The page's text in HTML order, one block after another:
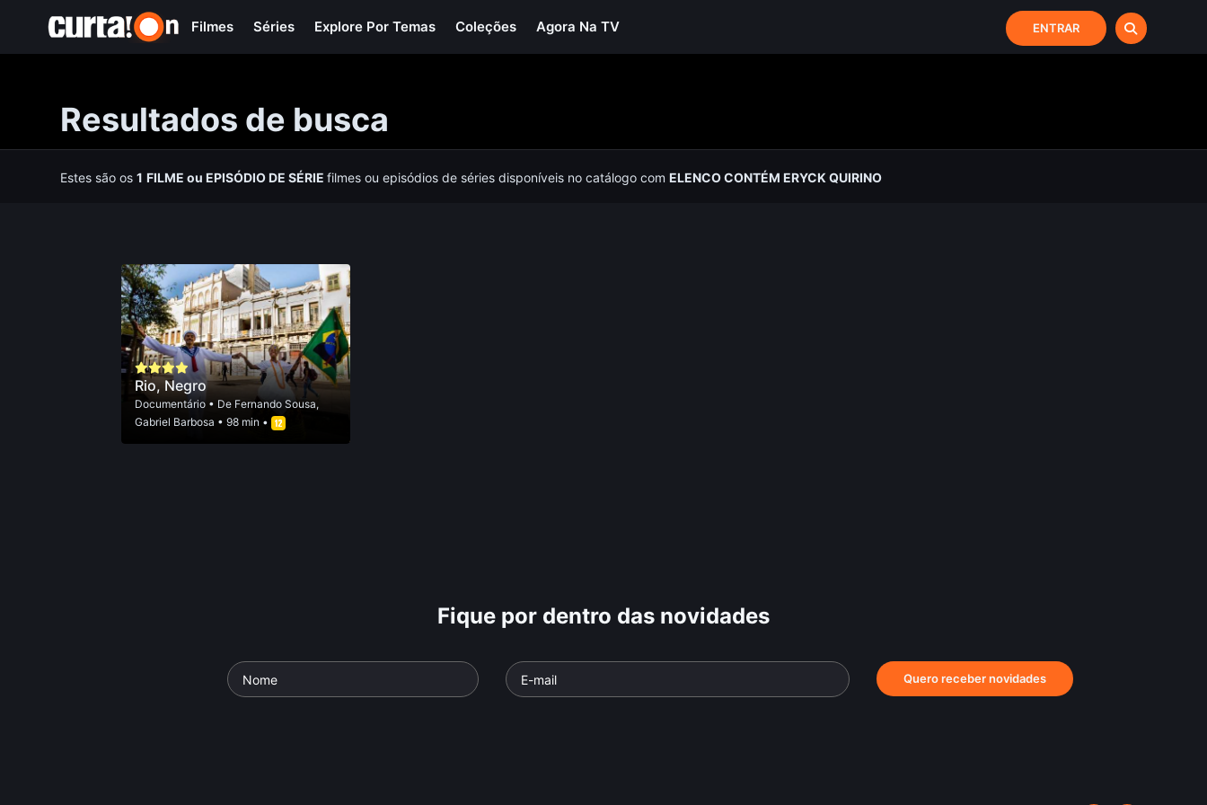
Filmes Séries Explore Por Temas Coleções Agora Na TV ENTRAR
Resultados de busca
Estes são os1 FILMEou EPISÓDIO DE SÉRIEfilmes ou episódios de séries disponíveis no catálogo comELENCO CONTÉM ERYCK QUIRINO
Rio, Negro
Documentário• De Fernando Sousa,
Gabriel Barbosa • 98 min •
Fique por dentro das novidades
Quero receber novidades